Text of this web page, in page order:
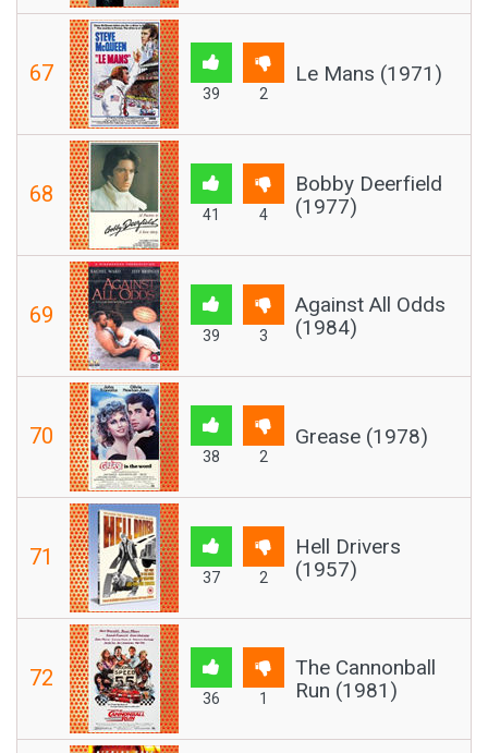
67
39 2
Le Mans (1971)
68
41 4
Bobby Deerfield
(1977)
69
39 3
Against All Odds
(1984)
70
38 2
Grease (1978)
71
37 2
Hell Drivers
(1957)
72
36 1
The Cannonball
Run (1981)